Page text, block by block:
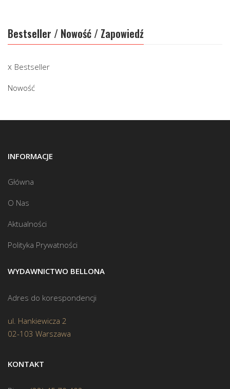
Bestseller / Nowość / Zapowiedź
Bestseller
Nowość
INFORMACJE
Główna
O Nas
Aktualności
Polityka Prywatności
WYDAWNICTWO BELLONA
Adres do korespondencji
ul. Hankiewicza 2
02-103 Warszawa
KONTAKT